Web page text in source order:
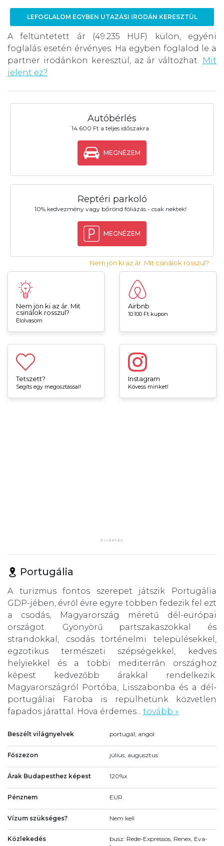
LEFOGLALOM EGYBEN UTAZÁSI IRODÁN KERESZTÜL
A feltüntetett ár (49.235 HUF) külön, egyéni
foglalás esetén érvényes. Ha egyben foglalod le a
partner irodánkon keresztül, az ár változhat.
Mit
jelent ez?
Autóbérlés
14.600 Ft a teljes időszakra
MEGNÉZEM
Reptéri parkoló
10% kedvezmény vagy bőrönd fóliázás - csak nektek!
MEGNÉZEM
Nem jön ki az ár. Mit csinálok rosszul?
Nem jön ki az ár. Mit
csinálok rosszul?
Elolvasom
Airbnb
10.100 Ft kupon
Tetszett?
Segíts egy megosztással!
Instagram
Kövess minket!
Portugália
A turizmus fontos szerepet játszik Portugália
GDP-jében, évről évre egyre többen fedezik fel ezt
a csodás, Magyarország méretű dél-európai
országot. Gyönyörű partszakaszokkal és
strandokkal, csodás történelmi településekkel,
egzotikus természeti szépségekkel, kedves
helyiekkel és a többi mediterrán országhoz
képest kedvezőbb árakkal rendelkezik.
Magyarországról Portóba, Lisszabonba és a dél-
portugáliai Faroba is repülhetünk közvetlen
fapados járattal. Hova érdemes... tovább »
Beszélt világnyelvek portugál, angol
Főszezon július, augusztus
Árak Budapesthez képest 120%x
Pénznem EUR
Vízum szükséges? Nem kell
Közlekedés
busz: Rede-Expressos, Renex, Eva-